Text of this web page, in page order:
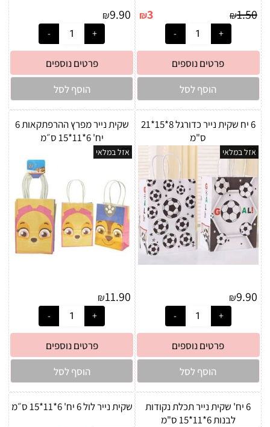
₪1.50
₪3
פרטים נוספים
הוסף לסל
₪9.90
פרטים נוספים
הוסף לסל
6 יח שקית נייר כדורגל 8*15*21
ס"מ
אזל במלאי
₪9.90
פרטים נוספים
הוסף לסל
שקית נייר מפרץ ההרפתקאות 6
יח' 6*11*15 ס״מ
אזל במלאי
₪11.90
פרטים נוספים
הוסף לסל
6 יח' שקית נייר תכלת נקודות
לבנות 6*11*15 ס"מ
שקית נייר לול 6 יח' 6*11*15 ס״מ